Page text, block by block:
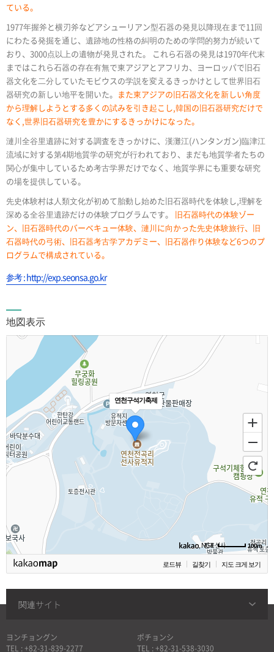
ている。
1977年握斧と横刃斧などアシューリアン型石器の発見以降現在まで11回
にわたる発掘を通じ、遺跡地の性格の糾明のための学問的努力が続いて
おり、3000点以上の遺物が発見された。 これら石器の発見は1970年代末
まではこれら石器の存在有無で東アジアとアフリカ、ヨーロッパで旧石
器文化を二分していたモビウスの学説を変えるきっかけとして世界旧石
器研究の新しい地平を開いた。 また東アジアの旧石器文化を新しい角度
から理解しようとする多くの試みを引き起こし,韓国の旧石器研究だけで
なく,世界旧石器研究を豊かにするきっかけになった。
漣川全谷里遺跡に対する調査をきっかけに、漢灘江(ハンタンガン)臨津江
流域に対する第4期地質学の研究が行われており、まだも地質学者たちの
関心が集中しているため考古学界だけでなく、地質学界にも重要な研究
の場を提供している。
先史体験村は人類文化が初めて胎動し始めた旧石器時代を体験し,理解を
深める全谷里遺跡だけの体験プログラムです。 旧石器時代の体験ゾー
ン、旧石器時代のバーベキュー体験、漣川に向かった先史体験旅行、旧
石器時代の弓術、旧石器考古学アカデミー、旧石器作り体験など6つのプ
ログラムで構成されている。
参考 : http://exp.seonsa.go.kr
地図表示
연천구석기축제
100m
, NGII
로드뷰 길찾기 지도 크게 보기
ヨンチョングン
TEL : +82-31-839-2277
ポチョンシ
TEL : +82-31-538-3030
関連サイト